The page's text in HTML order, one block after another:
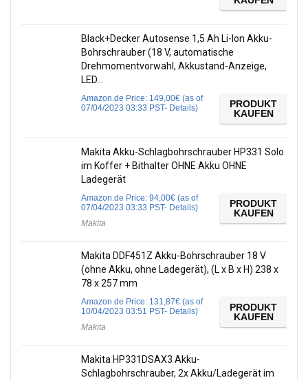
Black+Decker Autosense 1,5 Ah Li-Ion Akku-
Bohrschrauber (18 V, automatische
Drehmomentvorwahl, Akkustand-Anzeige,
LED…
Amazon.de Price: 149,00€ (as of
07/04/2023 03:33 PST- Details)
PRODUKT
KAUFEN
Makita Akku-Schlagbohrschrauber HP331 Solo
im Koffer + Bithalter OHNE Akku OHNE
Ladegerät
Amazon.de Price: 94,00€ (as of
07/04/2023 03:33 PST- Details)
Makita
PRODUKT
KAUFEN
Makita DDF451Z Akku-Bohrschrauber 18 V
(ohne Akku, ohne Ladegerät), (L x B x H) 238 x
78 x 257 mm
Amazon.de Price: 131,87€ (as of
10/04/2023 03:51 PST- Details)
Makita
PRODUKT
KAUFEN
Makita HP331DSAX3 Akku-
Schlagbohrschrauber, 2x Akku/Ladegerät im